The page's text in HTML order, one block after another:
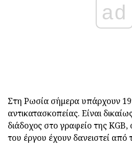
ad
Στη Ρωσία σήμερα υπάρχουν
αντικατασκοπείας. Είναι
διάδοχος στο γραφείο της
του έργου έχουν δανειστεί από